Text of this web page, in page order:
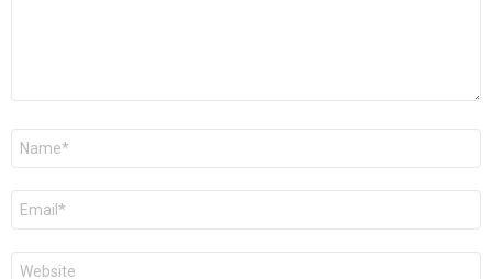
Nome
E-
mail
*
Site